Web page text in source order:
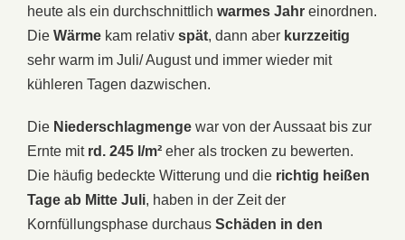
heute als ein durchschnittlich warmes Jahr einordnen.
Die Wärme kam relativ spät, dann aber kurzzeitig
sehr warm im Juli/ August und immer wieder mit
kühleren Tagen dazwischen.
Die Niederschlagmenge war von der Aussaat bis zur
Ernte mit rd. 245 l/m² eher als trocken zu bewerten.
Die häufig bedeckte Witterung und die richtig heißen
Tage ab Mitte Juli, haben in der Zeit der
Kornfüllungsphase durchaus Schäden in den